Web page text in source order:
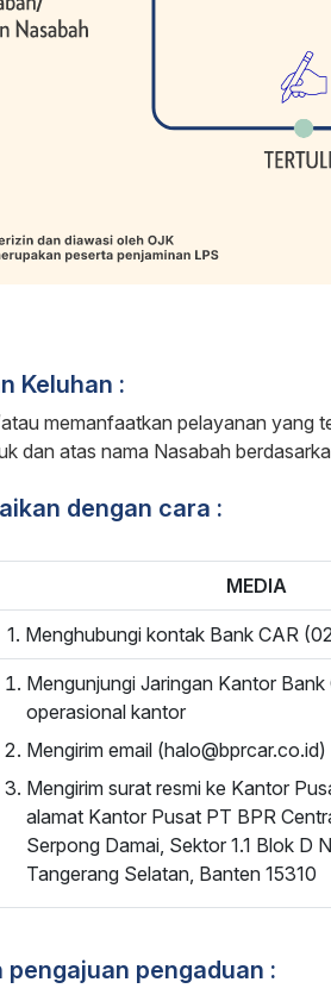
Keluhan :
memanfaatkan pelayanan yang
dan atas nama Nasabah
dengan cara :
MEDIA
1. Menghubungi kontak Bank CAR
Mengunjungi Jaringan Kantor Bank
operasional kantor
Mengirim email (halo@bprcar.co.id)
Mengirim surat resmi ke Kantor
alamat Kantor Pusat PT BPR
Serpong Damai, Sektor 1.1 Blok D
Tangerang Selatan, Banten 15310
pengaduan :